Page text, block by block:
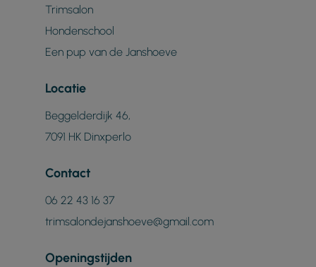
Trimsalon
Hondenschool
Een pup van de Janshoeve
Locatie
Beggelderdijk 46,
7091 HK Dinxperlo
Contact
06 22 43 16 37
trimsalondejanshoeve@gmail.com
Openingstijden